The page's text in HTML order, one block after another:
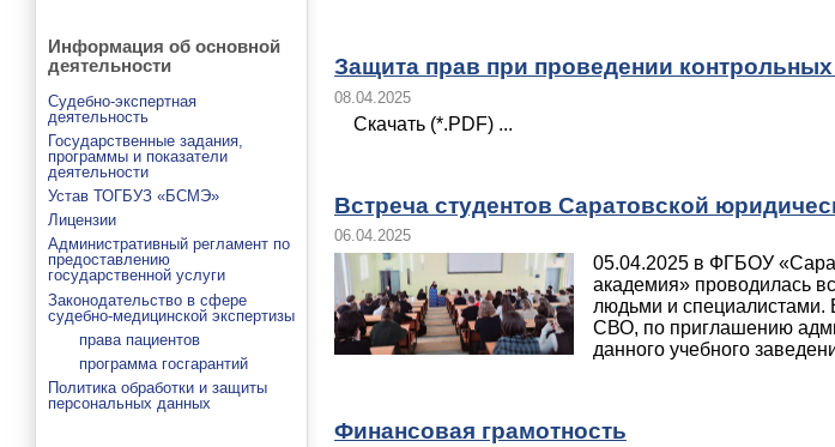
Информация об основной
деятельности
Судебно-экспертная
деятельность
Государственные задания,
программы и показатели
деятельности
Устав ТОГБУЗ «БСМЭ»
Лицензии
Административный регламент по
предоставлению
государственной услуги
Законодательство в сфере
судебно-медицинской экспертизы
права пациентов
программа госгарантий
Политика обработки и защиты
персональных данных
Защита прав при проведении
08.04.2025
Скачать (*.PDF) ...
Встреча студентов Саратовской
06.04.2025
05.04.2025 в ФГБОУ
академия» проводилась
людьми и специалистами.
СВО, по приглашению
данного учебного
Финансовая грамотность